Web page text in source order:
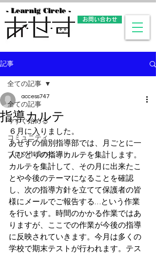
- Learnig Circle -
お問い合わせ
記事
全ての記事
今すぐ始める
コミュニティ
ブログ作成のヒント
全ての記事
指導カルテ
access747
６月に入りました。
あせすの個別指導部では、月ごとに一
人ひとりの指導カルテを集計します。
カルテを集計して、その月に出来たこ
とや今後のテーマになることを確認
し、次の指導方針を立てて保護者の皆
様にメールでご報告する…という作業
を行います。時間のかかる作業ではあ
りますが、ここでの作業が今後の指導
に反映されていきます。今月は多くの
学校で期末テストが行われます。テス